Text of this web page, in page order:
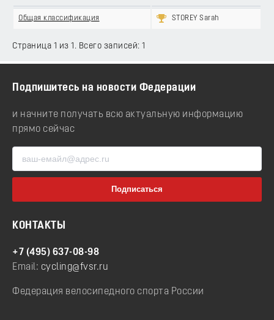
Общая классификация STOREY Sarah
Страница 1 из 1. Всего записей: 1
Подпишитесь на новости Федерации
и начните получать всю актуальную информацию
прямо сейчас
КОНТАКТЫ
+7 (495) 637-08-98
Email: cycling@fvsr.ru
Федерация велосипедного спорта России